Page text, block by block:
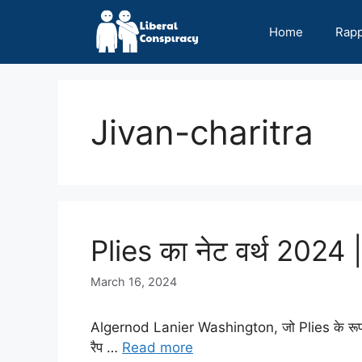
Home
Jivan-charitra
Plies का नेट वर्थ 2024 |
March 16, 2024
Algernod Lanier Washington, जो Plies के रूप
रैप … Read more